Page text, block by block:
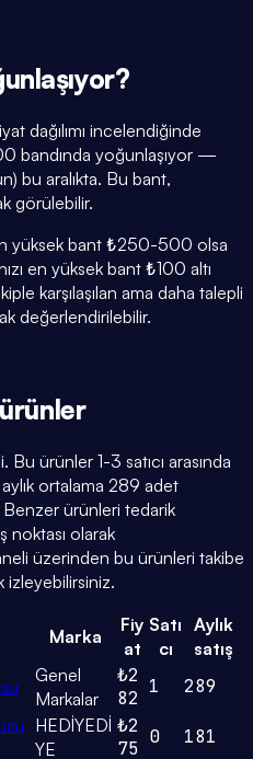
?
dağılımı incelendiğinde
bandında yoğunlaşıyor —
bu aralıkta. Bu bant,
görülebilir.
yüksek bant ₺250-500 olsa
en yüksek bant ₺100 altı
karşılaşılan ama daha talepli
değerlendirilebilir.
ürünler
Bu ürünler 1-3 satıcı arasında
ortalama 289 adet
ürünleri tedarik
noktası olarak
üzerinden bu ürünleri takibe
izleyebilirsiniz.
Marka
Fiy
at
Satı
cı
Aylık
satış
Genel
Markalar
₺2
82
1
289
HEDİYEDİ
YE
₺2
75
0
181